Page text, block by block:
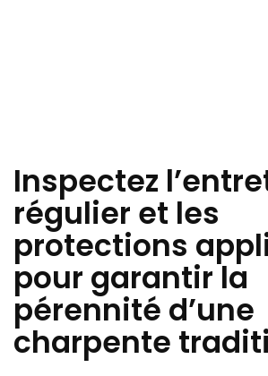
Inspectez
régulier et les
protections
pour garantir la
pérennité d’une
charpente